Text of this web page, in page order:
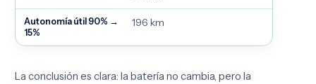
196 km
La conclusión es clara: la batería no cambia, pero la